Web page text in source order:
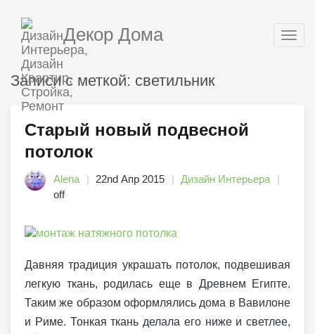
Декор Дома
Записи с меткой: светильник
Старый новый подвесной
потолок
Alena 22nd Апр 2015
Дизайн Интерьера
off
Давняя традиция украшать потолок, подвешивая
легкую ткань, родилась еще в Древнем Египте.
Таким же образом оформлялись дома в Вавилоне
и Риме. Тонкая ткань делала его ниже и светлее,